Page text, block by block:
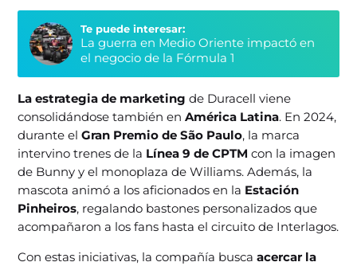
Te puede interesar:
La guerra en Medio Oriente impactó en
el negocio de la Fórmula 1
La estrategia de marketing de Duracell viene
consolidándose también enAmérica Latina. En 2024,
durante elGran Premio de São Paulo, la marca
intervino trenes de la Línea 9 de CPTM con la imagen
de Bunny y el monoplaza de Williams. Además, la
mascota animó a los aficionados en la Estación
Pinheiros, regalando bastones personalizados que
acompañaron a los fans hasta el circuito de Interlagos.
Con estas iniciativas, la compañía buscaacercar la